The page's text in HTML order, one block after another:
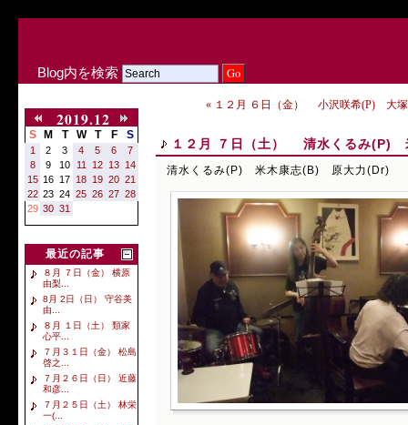
Blog内を検索
2019.12
S M T W T F S
1 2 3 4 5 6
7
8
9 10 11 12 13 14
15 16 17 18 19 20 21
22 23 24 25 26 27 28
29 30 31
最近の記事
８月 ７日（金） 横原
由梨...
8月 2日（日） 守谷美
由...
８月 １日（土） 類家
心平...
７月３１日（金） 松島
啓之...
７月２６日（日） 近藤
和彦...
７月２５日（土） 林栄
一(...
« １２月 ６日（金） 小沢咲希(P) 大
１２月 ７日（土） 清水くるみ(P)
清水くるみ(P) 米木康志(B) 原大力(Dr)